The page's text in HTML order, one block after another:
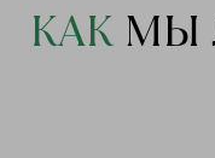
КАК МЫ